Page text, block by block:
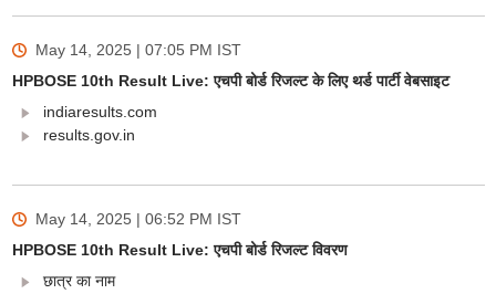
May 14, 2025 | 07:05 PM IST
HPBOSE 10th Result Live: एचपी बोर्ड रिजल्ट के लिए थर्ड पार्टी वेबसाइट
indiaresults.com
results.gov.in
May 14, 2025 | 06:52 PM IST
HPBOSE 10th Result Live: एचपी बोर्ड रिजल्ट विवरण
छात्र का नाम